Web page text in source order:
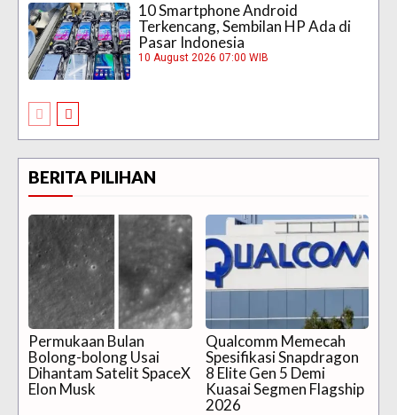
10 Smartphone Android
Terkencang, Sembilan HP Ada di
Pasar Indonesia
10 August 2026 07:00 WIB
BERITA PILIHAN
Permukaan Bulan
Bolong-bolong Usai
Dihantam Satelit SpaceX
Elon Musk
Qualcomm Memecah
Spesifikasi Snapdragon
8 Elite Gen 5 Demi
Kuasai Segmen Flagship
2026